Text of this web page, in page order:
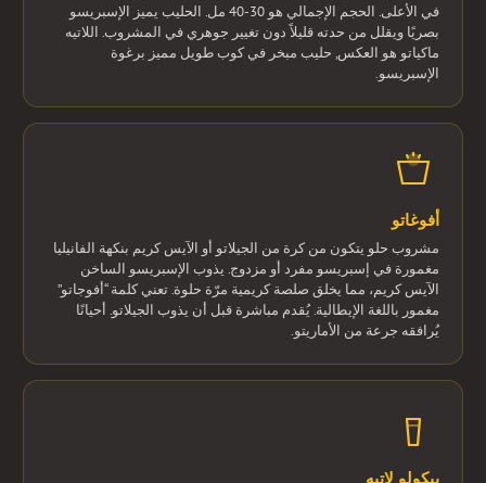
في الأعلى. الحجم الإجمالي هو 30-40 مل. الحليب يميز الإسبريسو
بصريًا ويقلل من حدته قليلاً دون تغيير جوهري في المشروب. اللاتيه
ماكياتو هو العكس, حليب مبخر في كوب طويل مميز برغوة
الإسبريسو.
أفوغاتو
مشروب حلو يتكون من كرة من الجيلاتو أو الآيس كريم بنكهة الفانيليا
مغمورة في إسبريسو مفرد أو مزدوج. يذوب الإسبريسو الساخن
الآيس كريم، مما يخلق صلصة كريمية مرّة حلوة. تعني كلمة “أفوجاتو”
مغمور باللغة الإيطالية. يُقدم مباشرة قبل أن يذوب الجيلاتو. أحيانًا
يُرافقه جرعة من الأماريتو.
بيكولو لاتيه